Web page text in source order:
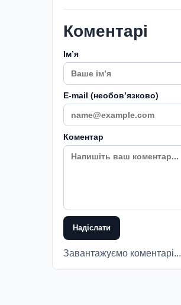
Коментарі
Імʼя
E-mail (необовʼязково)
Коментар
Надіслати
Завантажуємо коментарі...